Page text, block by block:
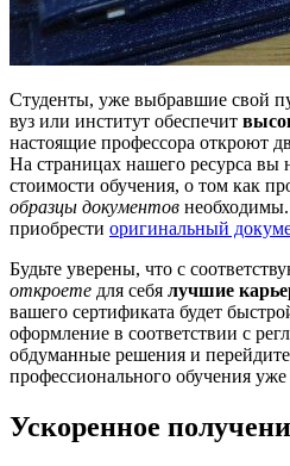
Студенты, уже выбравшие свой
вуз или институт обеспечит
настоящие профессора откроют
На страницах нашего ресурса
стоимости обучения, о том как
образцы документов
приобрести оригинальный
Будьте уверены, что с
откроете для себя лучшие
вашего сертификата будет
оформление в соответствии с
обдуманные решения и
профессионального обучения уже
Ускоренное